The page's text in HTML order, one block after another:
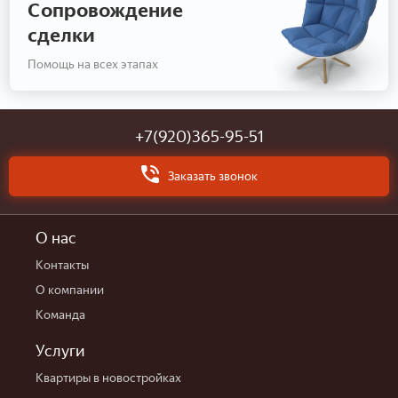
Сопровождение
сделки
Помощь на всех этапах
+7(920)365-95-51
Заказать звонок
О нас
Контакты
О компании
Команда
Услуги
Квартиры в новостройках